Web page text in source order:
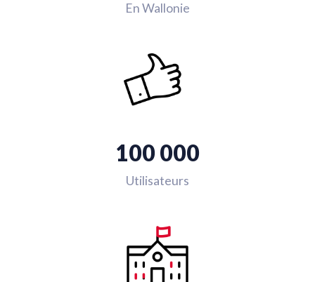
En Wallonie
100 000
Utilisateurs